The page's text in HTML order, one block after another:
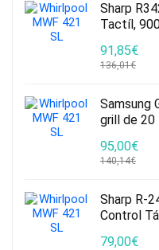
Sharp
Tactíl,
91,85€
136,01€
Samsung
grill de 20
95,00€
140,14€
Sharp R-
Control
79,00€